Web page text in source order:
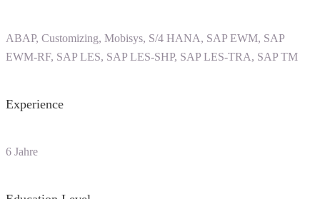
ABAP, Customizing, Mobisys, S/4 HANA, SAP EWM, SAP
EWM-RF, SAP LES, SAP LES-SHP, SAP LES-TRA, SAP TM
Experience
6 Jahre